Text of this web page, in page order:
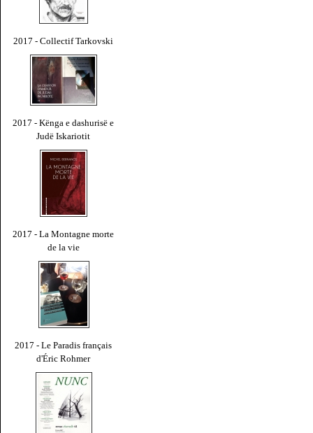
2017 - Collectif Tarkovski
2017 - Kënga e dashurisë e
Judë Iskariotit
2017 - La Montagne morte
de la vie
2017 - Le Paradis français
d'Éric Rohmer